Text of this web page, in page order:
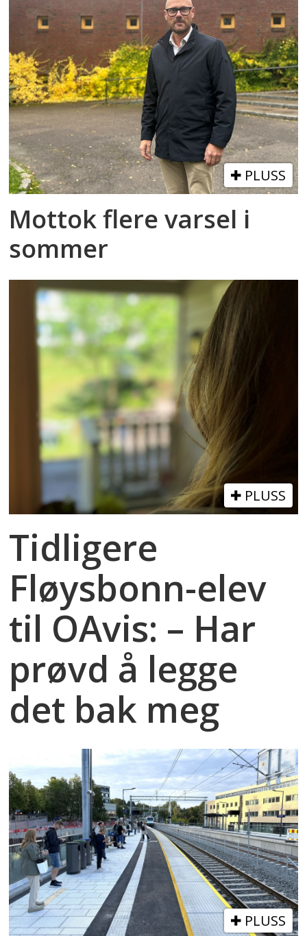
PLUSS
Mottok flere varsel i
sommer
PLUSS
Tidligere
Fløysbonn-elev
til OAvis: – Har
prøvd å legge
det bak meg
PLUSS